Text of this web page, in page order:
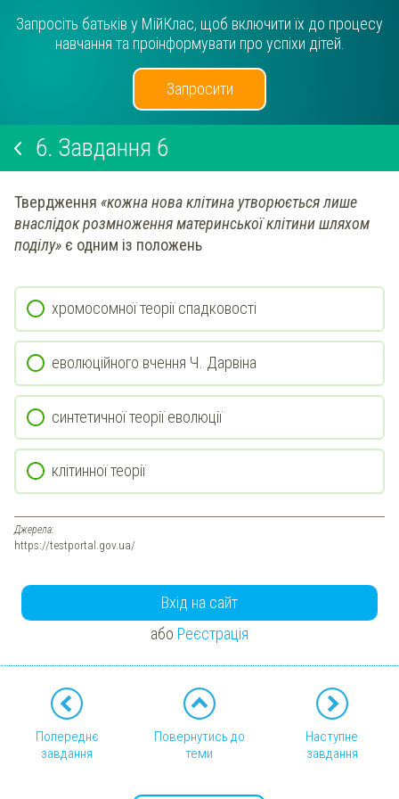
Запросіть батьків у МійКлас, щоб включити їх до процесу
навчання та проінформувати про успіхи дітей.
Запросити
6. Завдання 6
Твердження «кожна нова клітина утворюється лише
внаслідок розмноження материнської клітини шляхом
поділу» є одним із положень
хромосомної теорії спадковості
еволюційного вчення Ч. Дарвіна
синтетичної теорії еволюції
клітинної теорії
Джерела:
https://testportal.gov.ua/
Вхід на сайт
або Реєстрація
Попереднє
завдання
Повернутись до
теми
Наступне
завдання